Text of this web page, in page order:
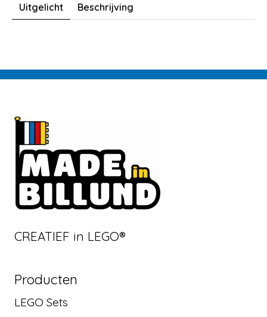
Uitgelicht Beschrijving
CREATIEF in LEGO®
Producten
LEGO Sets